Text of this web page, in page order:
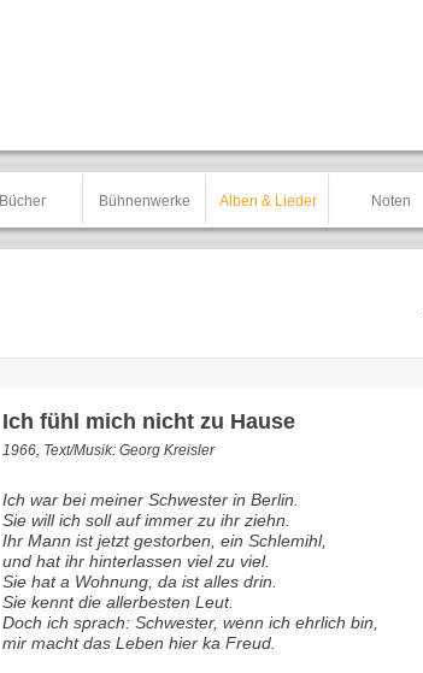
Bücher Bühnenwerke Alben & Lieder Noten
Ich fühl mich nicht zu Hause
1966, Text/Musik: Georg Kreisler
Ich war bei meiner Schwester in Berlin.
Sie will ich soll auf immer zu ihr ziehn.
Ihr Mann ist jetzt gestorben, ein Schlemihl,
und hat ihr hinterlassen viel zu viel.
Sie hat a Wohnung, da ist alles drin.
Sie kennt die allerbesten Leut.
Doch ich sprach: Schwester, wenn ich ehrlich bin,
mir macht das Leben hier ka Freud.